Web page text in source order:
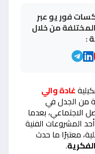
فور يو عبر
من خلال
:
غادة والي
من الجدل في
الاجتماعي، بعدما
المشروعات الفنية
معتبرًا ما حدث
.